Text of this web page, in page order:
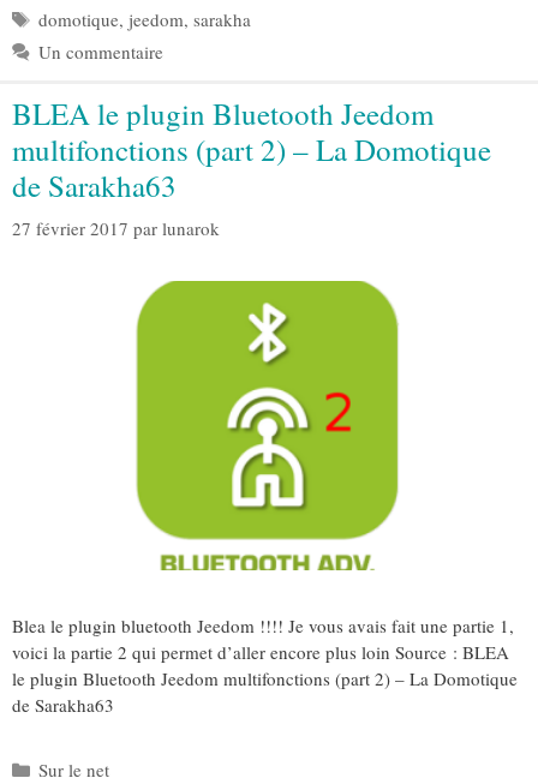
Étiquettes
domotique, jeedom, sarakha
Un commentaire
BLEA le plugin Bluetooth Jeedom
multifonctions (part 2) – La Domotique
de Sarakha63
27 février 2017 par lunarok
Blea le plugin bluetooth Jeedom !!!! Je vous avais fait une partie 1,
voici la partie 2 qui permet d’aller encore plus loin Source : BLEA
le plugin Bluetooth Jeedom multifonctions (part 2) – La Domotique
de Sarakha63
Catégories
Sur le net